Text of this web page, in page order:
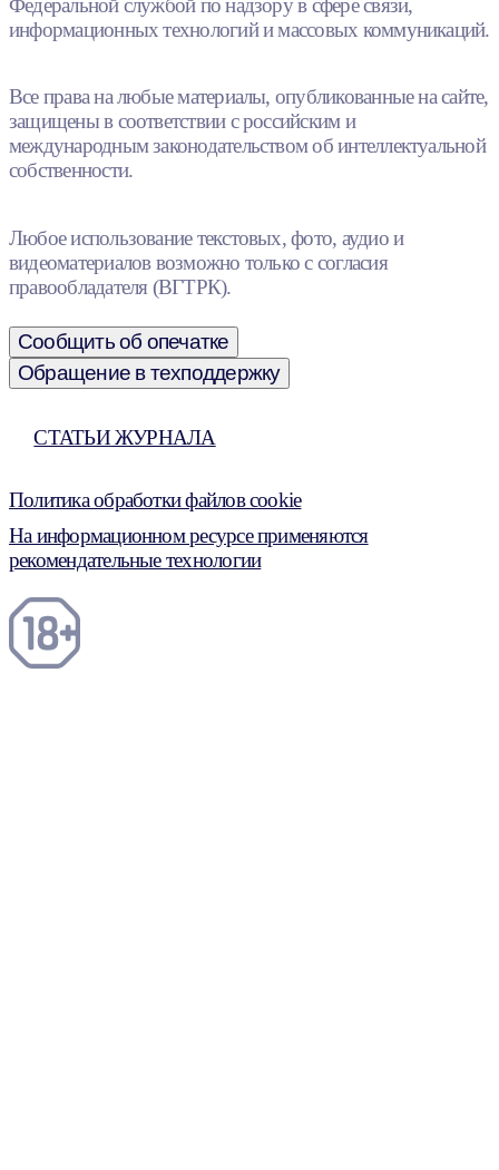
Федеральной службой по надзору в сфере связи,
информационных технологий и массовых коммуникаций.
Все права на любые материалы, опубликованные на сайте,
защищены в соответствии с российским и
международным законодательством об интеллектуальной
собственности.
Любое использование текстовых, фото, аудио и
видеоматериалов возможно только с согласия
правообладателя (ВГТРК).
Сообщить об опечатке
Обращение в техподдержку
СТАТЬИ ЖУРНАЛА
Политика обработки файлов cookie
На информационном ресурсе применяются
рекомендательные технологии